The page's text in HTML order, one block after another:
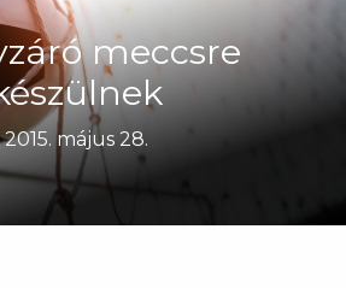
meccsre
2015. május 28.